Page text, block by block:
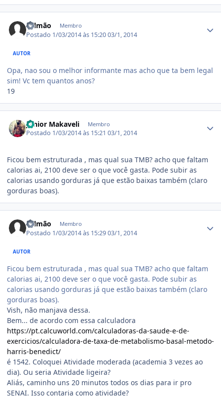
Salmão Membro
Postado 1/03/2014 às 15:2003/1, 2014
AUTOR
Opa, nao sou o melhor informante mas acho que ta bem legal
sim! Vc tem quantos anos?
19
Junior Makaveli Membro
Postado 1/03/2014 às 15:2103/1, 2014
Ficou bem estruturada , mas qual sua TMB? acho que faltam
calorias ai, 2100 deve ser o que você gasta. Pode subir as
calorias usando gorduras já que estão baixas também (claro
gorduras boas).
Salmão Membro
Postado 1/03/2014 às 15:2903/1, 2014
AUTOR
Ficou bem estruturada , mas qual sua TMB? acho que faltam
calorias ai, 2100 deve ser o que você gasta. Pode subir as
calorias usando gorduras já que estão baixas também (claro
gorduras boas).
Vish, não manjava dessa.
Bem... de acordo com essa calculadora
https://pt.calcuworld.com/calculadoras-da-saude-e-de-
exercicios/calculadora-de-taxa-de-metabolismo-basal-metodo-
harris-benedict/
é 1542. Coloquei Atividade moderada (academia 3 vezes ao
dia). Ou seria Atividade ligeira?
Aliás, caminho uns 20 minutos todos os dias para ir pro
SENAI. Isso contaria como atividade?